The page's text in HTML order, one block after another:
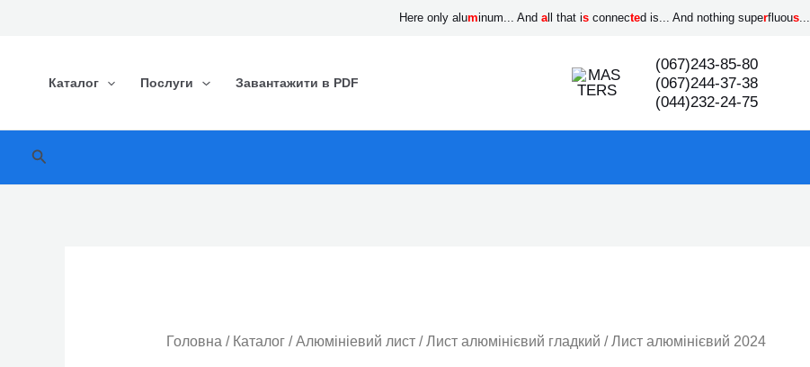
Here only aluminum... And all that isconnected is... And nothing superfluous...
Каталог Послуги Завантажити в PDF
(067)243-85-80
(067)244-37-38
(044)232-24-75
Пошук
Головна / Каталог /Алюмініевий лист /Лист алюмінієвий гладкий / Лист алюмінієвий 2024